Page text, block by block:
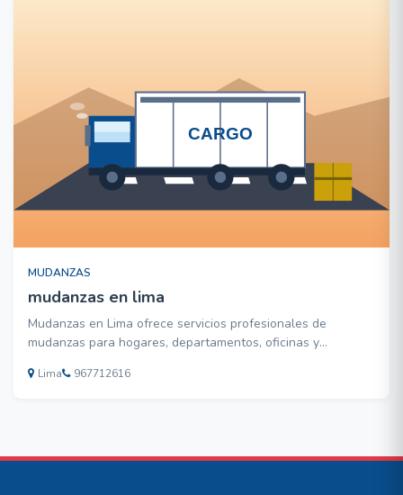
MUDANZAS
mudanzas en lima
Mudanzas en Lima ofrece servicios profesionales de
mudanzas para hogares, departamentos, oficinas y
servicio de embalaje con personal capacitado, atención
Lima 967712616